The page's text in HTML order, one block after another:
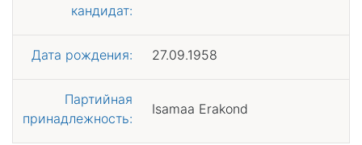
кандидат:
Дата рождения: 27.09.1958
Партийная
принадлежность:
Isamaa Erakond